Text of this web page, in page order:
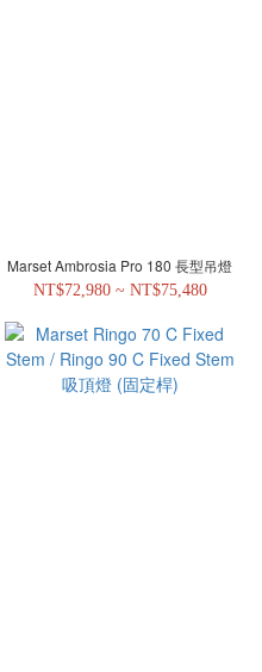
Marset Ambrosia Pro 180 長型吊燈
NT$72,980 ~ NT$75,480